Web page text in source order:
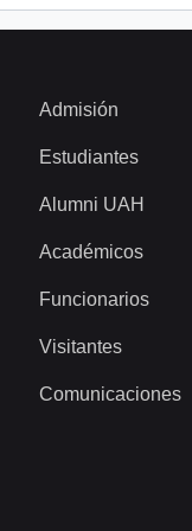
Admisión
Estudiantes
Alumni UAH
Académicos
Funcionarios
Visitantes
Comunicaciones